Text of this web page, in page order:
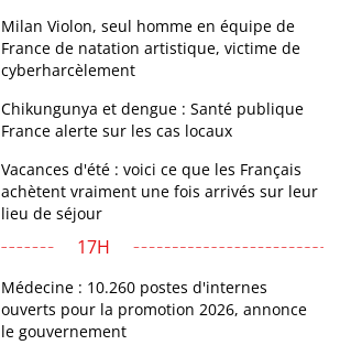
Milan Violon, seul homme en équipe de
France de natation artistique, victime de
cyberharcèlement
Chikungunya et dengue : Santé publique
France alerte sur les cas locaux
Vacances d'été : voici ce que les Français
achètent vraiment une fois arrivés sur leur
lieu de séjour
17H
Médecine : 10.260 postes d'internes
ouverts pour la promotion 2026, annonce
le gouvernement